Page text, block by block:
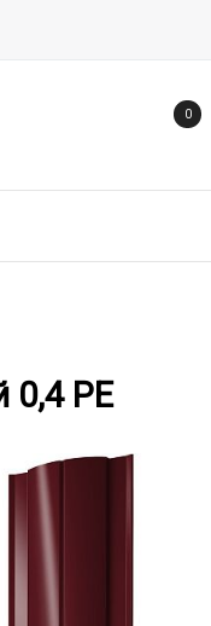
0
0,4 PE
0,4 PE